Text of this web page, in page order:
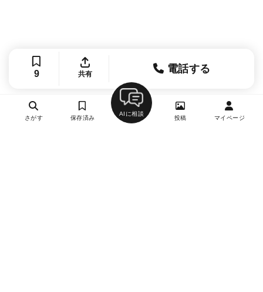
9 共有 電話する
さがす 保存済み
AIに相談
投稿 マイページ